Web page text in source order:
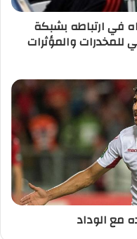
في ارتباطه بشبكة
للمخدرات والمؤثرات
مع الوداد